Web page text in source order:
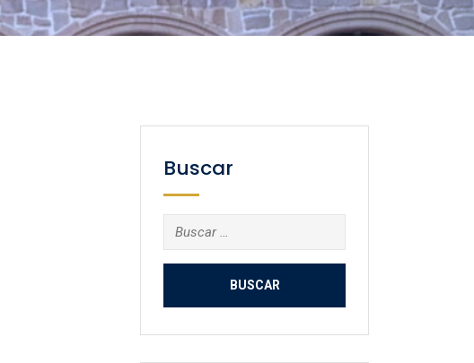
Buscar
Buscar: